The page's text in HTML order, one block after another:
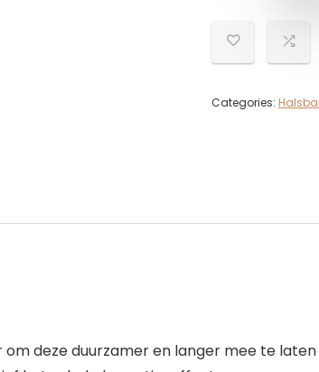
Categories:
om deze duurzamer en langer mee te laten